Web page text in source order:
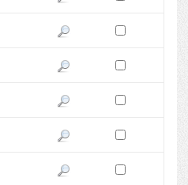
Pokaż podgląd wersji z dnia
Zaznacz wersję do
Pokaż podgląd wersji z dnia
Zaznacz wersję do
Pokaż podgląd wersji z dnia
Zaznacz wersję do
Pokaż podgląd wersji z dnia
Zaznacz wersję do
Pokaż podgląd wersji z dnia
Zaznacz wersję do